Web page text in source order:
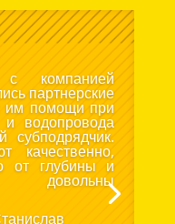
компанией
партнерские
им помощи при
и водопровода
качественно,
от глубины и
довольны